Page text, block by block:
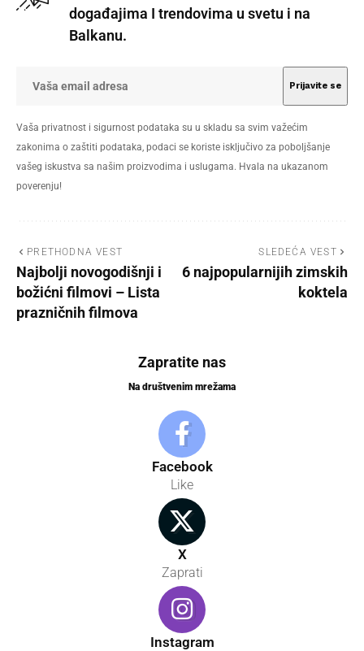
događajima I trendovima u svetu i na
Balkanu.
Vaša privatnost i sigurnost podataka su u skladu sa svim važećim
zakonima o zaštiti podataka, podaci se koriste isključivo za poboljšanje
vašeg iskustva sa našim proizvodima i uslugama. Hvala na ukazanom
poverenju!
PRETHODNA VEST
Najbolji novogodišnji i
božićni filmovi – Lista
prazničnih filmova
SLEDEĆA VEST
6 najpopularnijih zimskih
koktela
Zapratite nas
Na društvenim mrežama
Facebook
Like
X
Zaprati
Instagram